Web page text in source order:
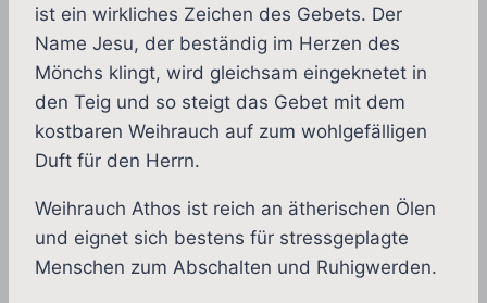
ist ein wirkliches Zeichen des Gebets. Der
Name Jesu, der beständig im Herzen des
Mönchs klingt, wird gleichsam eingeknetet in
den Teig und so steigt das Gebet mit dem
kostbaren Weihrauch auf zum wohlgefälligen
Duft für den Herrn.
Weihrauch Athos ist reich an ätherischen Ölen
und eignet sich bestens für stressgeplagte
Menschen zum Abschalten und Ruhigwerden.